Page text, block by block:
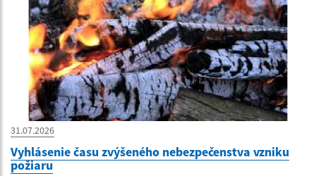
31.07.2026
Vyhlásenie času zvýšeného nebezpečenstva vzniku
požiaru